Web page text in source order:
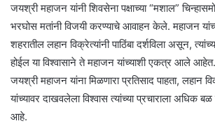
जयश्री महाजन यांनी शिवसेना पक्षाच्या “मशाल”
भरघोस मतांनी विजयी करण्याचे आवाहन केले. महाजन
शहरातील लहान विक्रेत्यांनी पाठिंबा दर्शविला असून,
होईल या विश्वासाने ते महाजन यांच्याशी एकत्र आले आहेत.
जयश्री महाजन यांना मिळणारा प्रतिसाद पाहता, लहान
यांच्यावर दाखवलेला विश्वास त्यांच्या प्रचाराला अधिक
आहे.